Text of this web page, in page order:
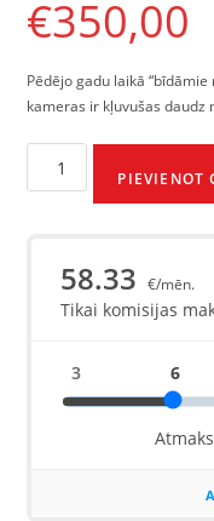
€350,00
Pēdējo gadu laikā
kameras ir kļuvušas daudz
PIEVIENOT